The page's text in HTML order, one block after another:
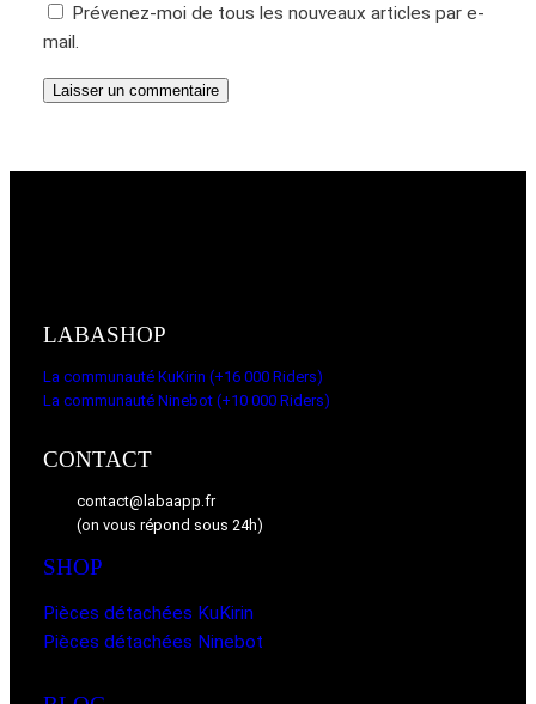
Prévenez-moi de tous les nouveaux articles par e-
mail.
LABASHOP
La communauté KuKirin (+16 000 Riders)
La communauté Ninebot (+10 000 Riders)
CONTACT
contact@labaapp.fr
(on vous répond sous 24h)
SHOP
Pièces détachées KuKirin
Pièces détachées Ninebot